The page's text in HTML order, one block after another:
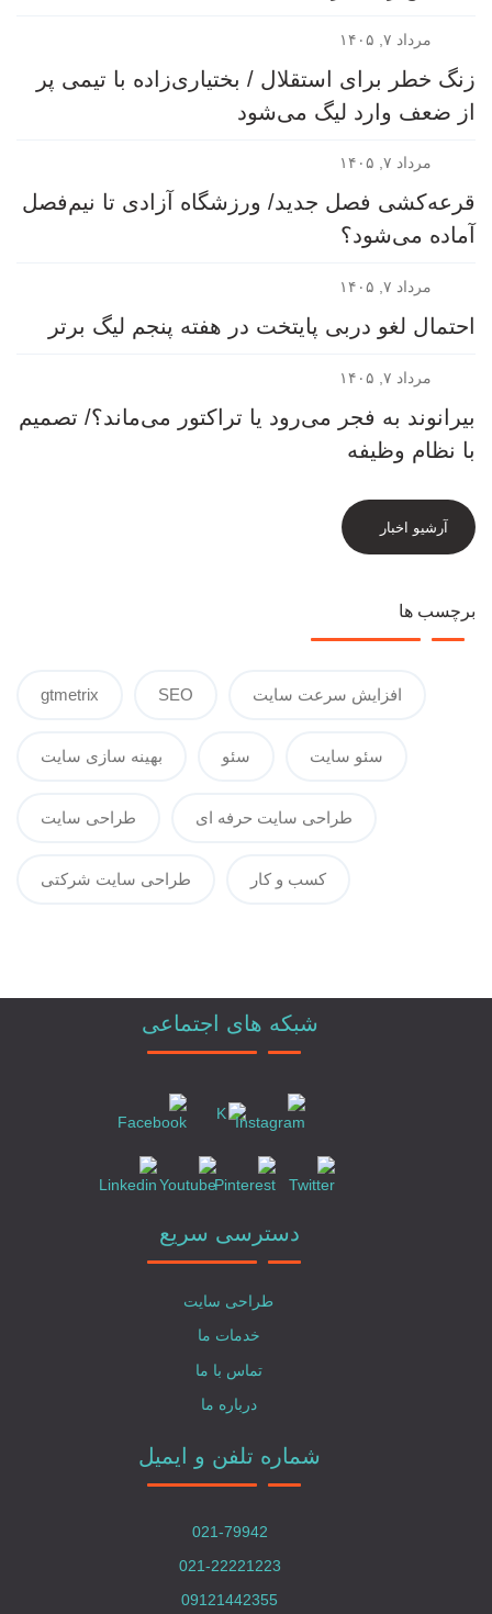
مرداد ۷, ۱۴۰۵
زنگ خطر برای استقلال / بختیاری‌زاده با تیمی پر
از ضعف وارد لیگ می‌شود
مرداد ۷, ۱۴۰۵
قرعه‎‌کشی فصل جدید/ ورزشگاه آزادی تا نیم‌فصل
آماده می‌شود؟
مرداد ۷, ۱۴۰۵
احتمال لغو دربی پایتخت در هفته پنجم لیگ برتر
مرداد ۷, ۱۴۰۵
بیرانوند به فجر می‌رود یا تراکتور می‌ماند؟/ تصمیم
با نظام وظیفه
آرشیو اخبار
برچسب ها
gtmetrix SEO افزایش سرعت سایت
بهینه سازی سایت سئو سئو سایت
طراحی سایت طراحی سایت حرفه ای
طراحی سایت شرکتی کسب و کار
شبکه های اجتماعی
دسترسی سریع
طراحی سایت
خدمات ما
تماس با ما
درباره ما
شماره تلفن و ایمیل
021-79942
021-22221223
09121442355